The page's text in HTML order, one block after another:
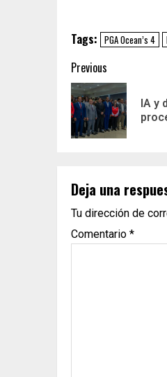
Tags: PGA Ocean’s 4
Previous
IA y
Deja una
Tu dirección de
Comentario *